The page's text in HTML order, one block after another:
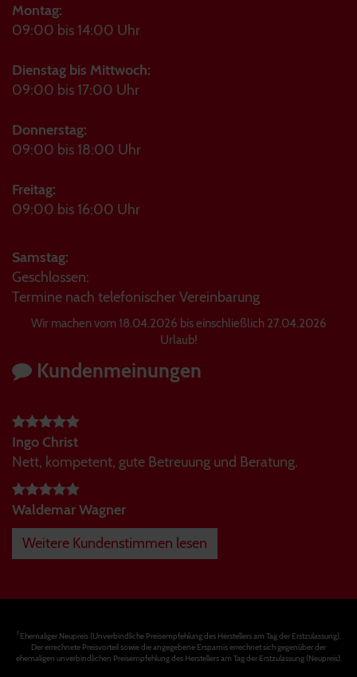
Montag:
09:00 bis 14:00 Uhr
Dienstag bis Mittwoch:
09:00 bis 17:00 Uhr
Donnerstag:
09:00 bis 18:00 Uhr
Freitag:
09:00 bis 16:00 Uhr
Samstag:
Geschlossen:
Termine nach telefonischer Vereinbarung
Wir machen vom 18.04.2026 bis einschließlich 27.04.2026
Urlaub!
Kundenmeinungen
Ingo Christ
Nett, kompetent, gute Betreuung und Beratung.
Waldemar Wagner
Weitere Kundenstimmen lesen
1Ehemaliger Neupreis (Unverbindliche Preisempfehlung des Herstellers am Tag der Erstzulassung).
Der errechnete Preisvorteil sowie die angegebene Ersparnis errechnet sich gegenüber der
ehemaligen unverbindlichen Preisempfehlung des Herstellers am Tag der Erstzulassung (Neupreis).